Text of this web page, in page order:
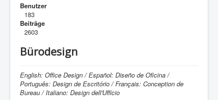
Benutzer
183
Beiträge
2603
Bürodesign
English: Office Design / Español: Diseño de Oficina /
Português: Design de Escritório / Français: Conception de
Bureau / Italiano: Design dell'Ufficio